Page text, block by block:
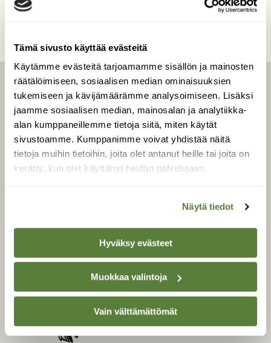
Tämä sivusto käyttää evästeitä
Käytämme evästeitä tarjoamamme sisällön ja mainosten
räätälöimiseen, sosiaalisen median ominaisuuksien
tukemiseen ja kävijämäärämme analysoimiseen. Lisäksi
jaamme sosiaalisen median, mainosalan ja analytiikka-
alan kumppaneillemme tietoja siitä, miten käytät
sivustoamme. Kumppanimme voivat yhdistää näitä
tietoja muihin tietoihin, joita olet antanut heille tai joita on
kerätty, kun olet käyttänyt heidän palvelujaan.
Näytä tiedot
Hyväksy evästeet
Muokkaa valintoja
Vain välttämättömät
LEHTI
Uusin lehti
Tilaa Suomen Luonto
Tilaa digilukuoikeus
Äänestä parasta juttua
SUOMEN LUONNON­
Suomen Luonto -lehden
kustantaja onSuomen
luonnonsuojelu­liitto.